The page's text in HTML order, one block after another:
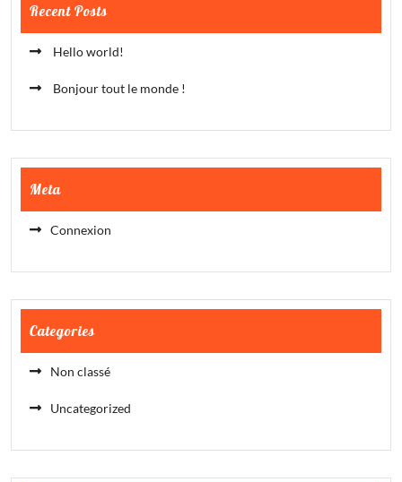
Recent Posts
Hello world!
Bonjour tout le monde !
Meta
Connexion
Categories
Non classé
Uncategorized